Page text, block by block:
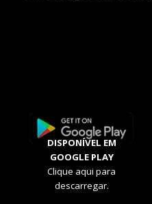
DISPONÍVEL EM
GOOGLE PLAY
Clique aqui para
descarregar.